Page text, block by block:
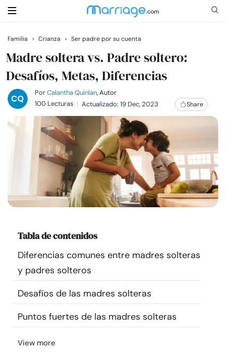
Buscar
Casarse
Relaciones
Familia
Cursos
Recursos
Comunidad
Encuentra un terapeuta
Idioma
Familia › Crianza › Ser padre por su cuenta
Madre soltera vs. Padre soltero:
Desafíos, Metas, Diferencias
PorCalantha Quinlan, Autor
100 Lecturas
Actualizado: 19 Dec, 2023 Share
Tabla de contenidos
Diferencias comunes entre madres solteras
y padres solteros
Desafíos de las madres solteras
Puntos fuertes de las madres solteras
View more